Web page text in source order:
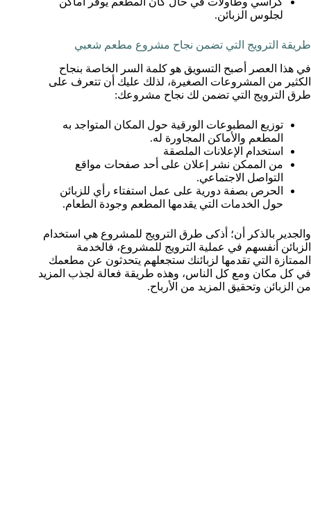
لجلوس الزبائن.
طريقة الترويج التي تضمن نجاح مشروع مطعم شعبي
في هذا العصر أصبح التسويق هو كلمة السر الخاصة بنجاح
الكثير من المشروعات الصغيرة، لذلك عليك أن تتعرف على
طرق الترويج التي تضمن لك نجاح مشروعك:
توزيع المطبوعات الورقية حول المكان المتواجد به
المطعم والأماكن المجاورة له.
استخدام الإعلانات الملصقة
من الممكن نشر إعلان على أحد صفحات مواقع
التواصل الاجتماعي.
الحرص بصفة دورية على عمل استفتاء رأي للزبائن
حول الخدمات التي يقدمها المطعم وجودة الطعام.
والجدير بالذكر أن؛ أذكى طرق الترويج للمشروع هي استخدام
الزبائن أنفسهم في عملية الترويج للمشروع، فالخدمة
الممتازة التي تقدمها لزبائنك ستجعلهم يتحدثون عن مطعمك
في كل مكان ومع كل الناس، وهذه طريقة فعالة لجذب المزيد
من الزبائن وتحقيق المزيد من الأرباح.